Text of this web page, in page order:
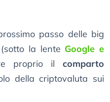
passo delle big
la lente Google e
proprio il comparto
della criptovaluta sui